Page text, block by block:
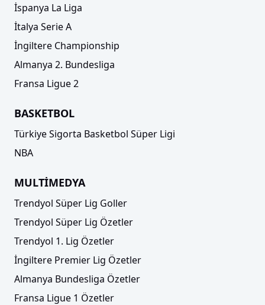
İspanya La Liga
İtalya Serie A
İngiltere Championship
Almanya 2. Bundesliga
Fransa Ligue 2
BASKETBOL
Türkiye Sigorta Basketbol Süper Ligi
NBA
MULTİMEDYA
Trendyol Süper Lig Goller
Trendyol Süper Lig Özetler
Trendyol 1. Lig Özetler
İngiltere Premier Lig Özetler
Almanya Bundesliga Özetler
Fransa Ligue 1 Özetler